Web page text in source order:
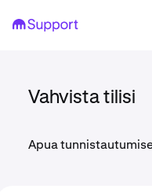
Vahvista tilisi
Apua